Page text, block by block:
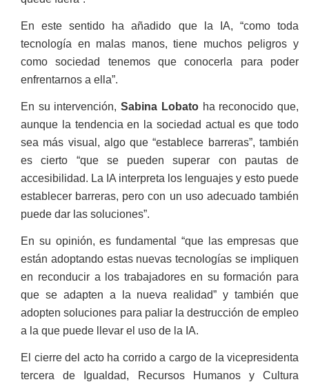
En este sentido ha añadido que la IA, “como toda
tecnología en malas manos, tiene muchos peligros y
como sociedad tenemos que conocerla para poder
enfrentarnos a ella”.
En su intervención,Sabina Lobatoha reconocido que,
aunque la tendencia en la sociedad actual es que todo
sea más visual, algo que “establece barreras”, también
es cierto “que se pueden superar con pautas de
accesibilidad. La IA interpreta los lenguajes y esto puede
establecer barreras, pero con un uso adecuado también
puede dar las soluciones”.
En su opinión, es fundamental “que las empresas que
están adoptando estas nuevas tecnologías se impliquen
en reconducir a los trabajadores en su formación para
que se adapten a la nueva realidad” y también que
adopten soluciones para paliar la destrucción de empleo
a la que puede llevar el uso de la IA.
El cierre del acto ha corrido a cargo de la vicepresidenta
tercera de Igualdad, Recursos Humanos y Cultura